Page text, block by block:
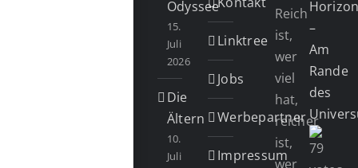
Odyssee
15.
Juli
2026
Die
Ältern
10.
Juli
Linktree
Jobs
Werbepartner
Impressum
Reich
ist,
wer
viel
hat,
reicher
ist,
wer
–
Am
Rande
des